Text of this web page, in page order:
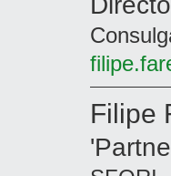
Filipe